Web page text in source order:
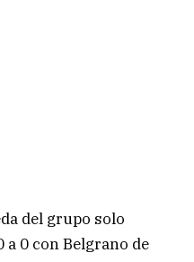
del grupo solo
0 con Belgrano de